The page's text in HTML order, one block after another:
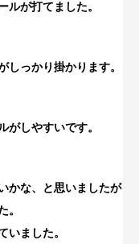
ルが打てました。
しっかり掛かります。
がしやすいです。
かな、と思いましたが
。
いました。